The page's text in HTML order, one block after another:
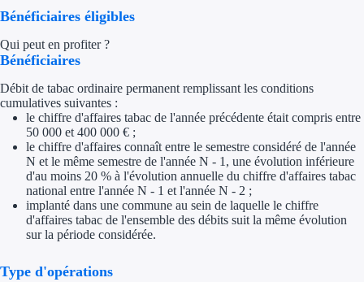
Aides par
Aides
Tous les
Bénéficiaires éligibles
Qui peut en profiter ?
Bénéficiaires
Débit de tabac ordinaire permanent remplissant les conditions
cumulatives suivantes :
le chiffre d'affaires tabac de l'année précédente était compris entre
50 000 et 400 000 € ;
le chiffre d'affaires connaît entre le semestre considéré de l'année
N et le même semestre de l'année N - 1, une évolution inférieure
d'au moins 20 % à l'évolution annuelle du chiffre d'affaires tabac
national entre l'année N - 1 et l'année N - 2 ;
implanté dans une commune au sein de laquelle le chiffre
d'affaires tabac de l'ensemble des débits suit la même évolution
sur la période considérée.
Type d'opérations